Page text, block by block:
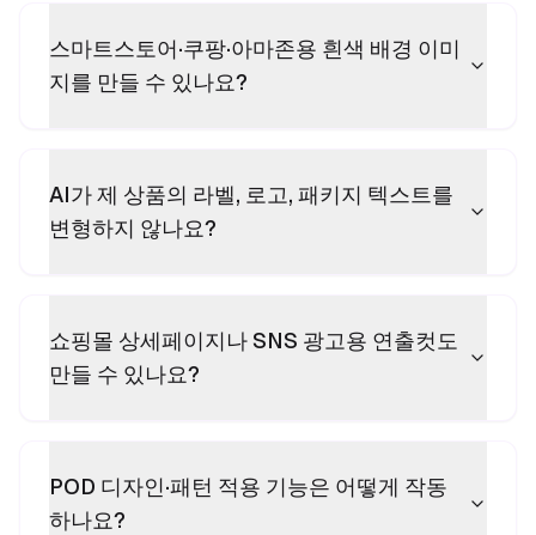
스마트스토어·쿠팡·아마존용 흰색 배경 이미
지를 만들 수 있나요?
AI가 제 상품의 라벨, 로고, 패키지 텍스트를
변형하지 않나요?
쇼핑몰 상세페이지나 SNS 광고용 연출컷도
만들 수 있나요?
POD 디자인·패턴 적용 기능은 어떻게 작동
하나요?